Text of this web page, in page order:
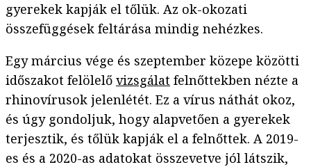
gyerekek kapják el tőlük. Az ok-okozati
összefüggések feltárása mindig nehézkes.
Egy március vége és szeptember közepe közötti
időszakot felölelő vizsgálat felnőttekben nézte a
rhinovírusok jelenlétét. Ez a vírus náthát okoz,
és úgy gondoljuk, hogy alapvetően a gyerekek
terjesztik, és tőlük kapják el a felnőttek. A 2019-
es és a 2020-as adatokat összevetve jól látszik,